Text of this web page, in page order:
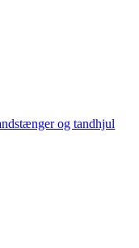
og tandhjul